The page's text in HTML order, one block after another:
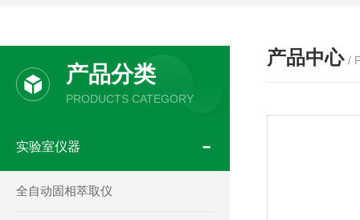
产品中心 /
产品分类
PRODUCTS CATEGORY
实验室仪器
全自动固相萃取仪